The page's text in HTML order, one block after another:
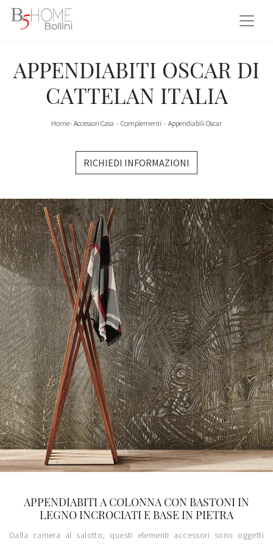
APPENDIABITI OSCAR DI
CATTELAN ITALIA
Home- Accessori Casa - Complementi - Appendiabili Oscar
RICHIEDI INFORMAZIONI
APPENDIABITI A COLONNA CON BASTONI IN
LEGNO INCROCIATI E BASE IN PIETRA
Dalla camera al salotto, questi elementi accessori sono oggetti